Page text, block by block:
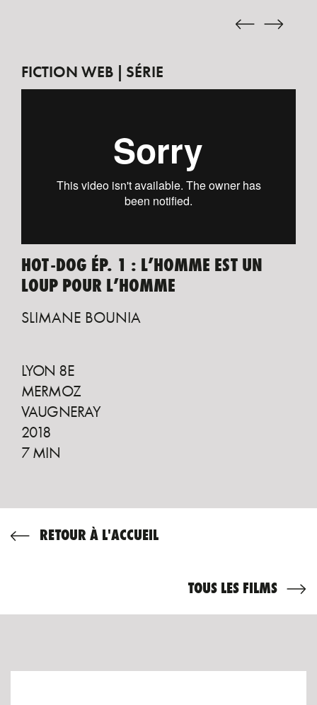
FICTION WEB SÉRIE
HOT-DOG ÉP. 1 : L’HOMME EST UN
LOUP POUR L’HOMME
SLIMANE BOUNIA
LYON 8E
MERMOZ
VAUGNERAY
2018
7 MIN
RETOUR À L'ACCUEIL
TOUS LES FILMS